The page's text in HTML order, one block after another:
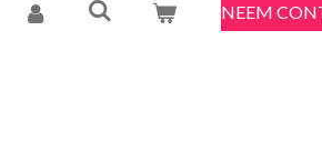
NEEM